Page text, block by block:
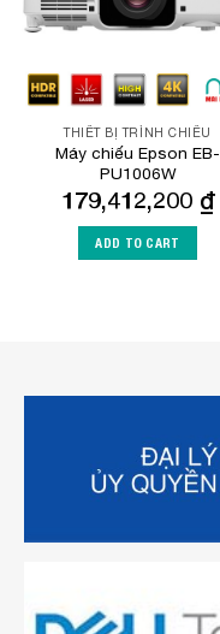
THIẾT BỊ TRÌNH CHIẾU
Máy chiếu Epson EB-
PU1006W
179,412,200 ₫
ADD TO CART